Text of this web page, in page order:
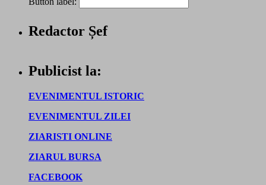
Redactor Șef
Publicist la:
EVENIMENTUL ISTORIC
EVENIMENTUL ZILEI
ZIARISTI ONLINE
ZIARUL BURSA
FACEBOOK